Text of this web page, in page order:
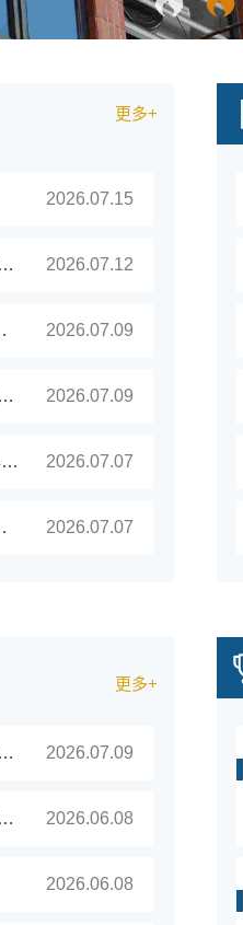
更多+
2026.07.15
双百行动丨盘活闲地优塑公共空间，深挖文脉振兴和美乡村——旅游与地理学院赴南雄市江头镇人民镇府进行“双百行动”结对共建项目推进交流会 2026.07.12
高考志愿填报咨询活动 2026.07.09
【双百行动】研学赋能乡村振兴韶关学院旅游与地理学院赴武江区水口村开展研学设计服务实践 2026.07.09
【双百行动】社会实践系列活动：资助政策进老区 红色初心助成才 —— 我校“红旅团”宣传队赴南雄开展政策宣传和文旅服务 2026.07.07
研深度融合助推生态文明建设 2026.07.07
更多+
【双百行动】研学赋能乡村振兴韶关学院旅游与地理学院赴武江区水口村开展研学设计服务实践 2026.07.09
【双百行动】旅游与地理学院赴新丰县开展文旅调研，助力地方文旅产业高质量发展 2026.06.08
2026.06.08